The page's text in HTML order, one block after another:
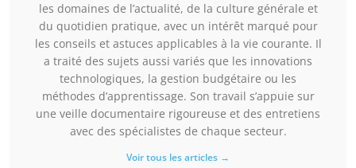
les domaines de l’actualité, de la culture générale et
du quotidien pratique, avec un intérêt marqué pour
les conseils et astuces applicables à la vie courante. Il
a traité des sujets aussi variés que les innovations
technologiques, la gestion budgétaire ou les
méthodes d’apprentissage. Son travail s’appuie sur
une veille documentaire rigoureuse et des entretiens
avec des spécialistes de chaque secteur.
Voir tous les articles →